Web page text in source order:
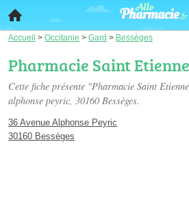
Accueil > Occitanie > Gard > Bessèges
Pharmacie Saint Etienne
Cette fiche présente "Pharmacie Saint
alphonse peyric, 30160 Bessèges.
36 Avenue Alphonse Peyric
30160 Bessèges